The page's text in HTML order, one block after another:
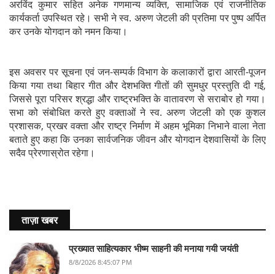
अरविंद कुमार सहित अनेक गणमान्य व्यक्ति, सामाजिक एवं राजनीतिक
कार्यकर्ता उपस्थित रहे। सभी ने स्व. अरुण जेटली की प्रतिमा पर पुष्प अर्पित
कर उनके योगदान को नमन किया।
इस अवसर पर सूचना एवं जन-सम्पर्क विभाग के कलाकारों द्वारा आरती-पूजन
किया गया तथा बिहार गीत और देशभक्ति गीतों की सुमधुर प्रस्तुति दी गई,
जिससे पूरा परिसर श्रद्धा और राष्ट्रभक्ति के वातावरण से सराबोर हो गया।
सभा को संबोधित करते हुए वक्ताओं ने स्व. अरुण जेटली को एक कुशल
प्रशासक, प्रखर वक्ता और राष्ट्र निर्माण में अहम भूमिका निभाने वाला नेता
बताते हुए कहा कि उनका सार्वजनिक जीवन और योगदान देशवासियों के लिए
सदैव प्रेरणास्रोत रहेगा।
ताज़ा खबर
प्रख्यात साहित्यकार भीष्म साहनी की मनाया गयी जयंती
8/8/2026 8:45:07 PM